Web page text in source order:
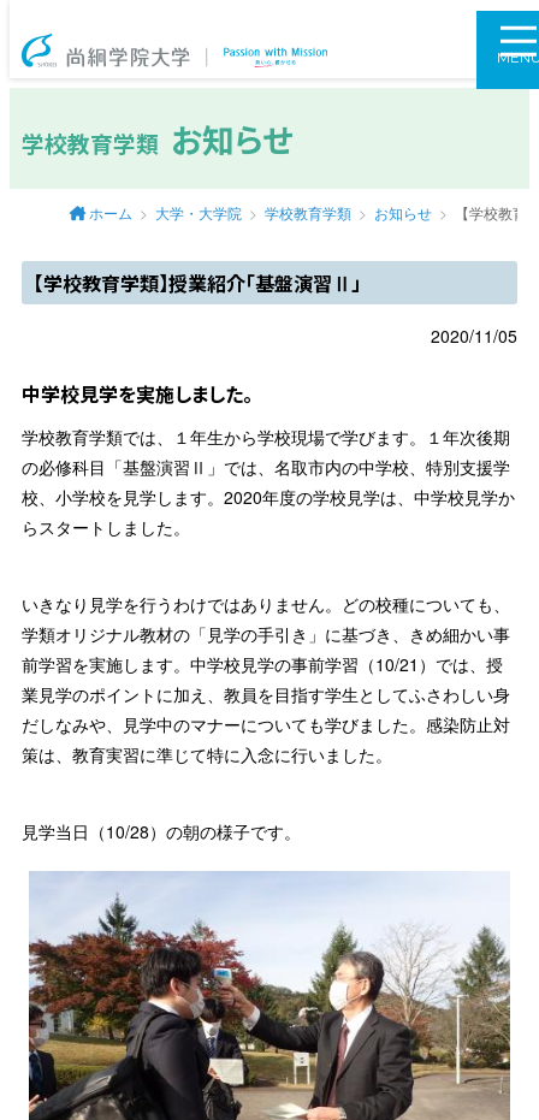
尚絅学院大学
学校教育学類 お知らせ
ホーム 大学・大学院 学校教育学類 お知らせ 【学校教
【学校教育学類】授業紹介「基盤演習Ⅱ」
2020/11/05
中学校見学を実施しました。
学校教育学類では、１年生から学校現場で学びます。１年次後期
の必修科目「基盤演習Ⅱ」では、名取市内の中学校、特別支援学
校、小学校を見学します。2020年度の学校見学は、中学校見学か
らスタートしました。
いきなり見学を行うわけではありません。どの校種についても、
学類オリジナル教材の「見学の手引き」に基づき、きめ細かい事
前学習を実施します。中学校見学の事前学習（10/21）では、授
業見学のポイントに加え、教員を目指す学生としてふさわしい身
だしなみや、見学中のマナーについても学びました。感染防止対
策は、教育実習に準じて特に入念に行いました。
見学当日（10/28）の朝の様子です。